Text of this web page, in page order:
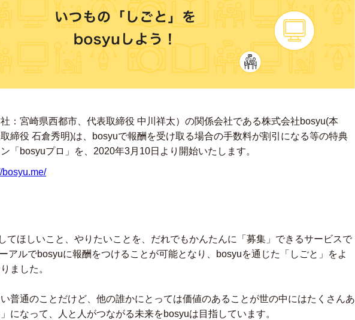
：宮崎県西都市、代表取締役 中川祥太）の関係会社である株式会社bosyu(本
締役 石倉秀明)は、bosyuで報酬を受け取る場合の手数料が割引になる等の特典
「bosyuプロ」を、2020年3月10日より開始いたします。
bosyu.me/
てほしいこと、やりたいことを、だれでもかんたんに「募集」できるサービスで
アルでbosyuに報酬をつけることが可能となり、bosyuを通じた「しごと」をよ
ました。
普通のことだけど、他の誰かにとっては価値のあることが世の中にはたくさんあ
になって、人と人がつながる未来をbosyuは目指しています。